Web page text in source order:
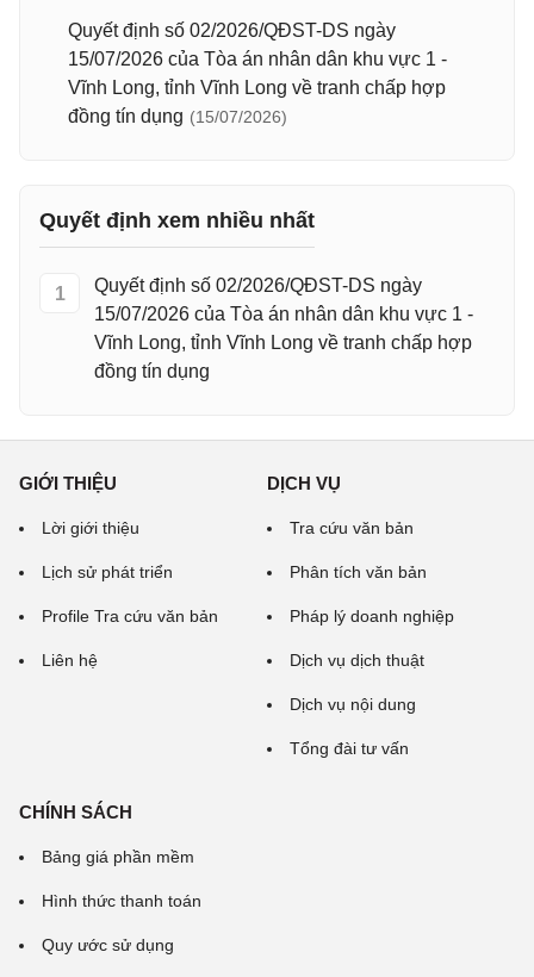
Quyết định số 02/2026/QĐST-DS ngày
15/07/2026 của Tòa án nhân dân khu vực 1 -
Vĩnh Long, tỉnh Vĩnh Long về tranh chấp hợp
đồng tín dụng (15/07/2026)
Quyết định xem nhiều nhất
1
Quyết định số 02/2026/QĐST-DS ngày
15/07/2026 của Tòa án nhân dân khu vực 1 -
Vĩnh Long, tỉnh Vĩnh Long về tranh chấp hợp
đồng tín dụng
GIỚI THIỆU
Lời giới thiệu
Lịch sử phát triển
Profile Tra cứu văn bản
Liên hệ
DỊCH VỤ
Tra cứu văn bản
Phân tích văn bản
Pháp lý doanh nghiệp
Dịch vụ dịch thuật
Dịch vụ nội dung
Tổng đài tư vấn
CHÍNH SÁCH
Bảng giá phần mềm
Hình thức thanh toán
Quy ước sử dụng